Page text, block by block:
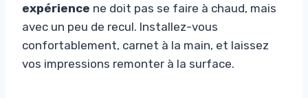
expérience ne doit pas se faire à chaud, mais
avec un peu de recul. Installez-vous
confortablement, carnet à la main, et laissez
vos impressions remonter à la surface.